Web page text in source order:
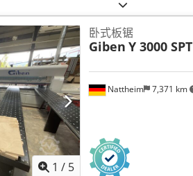
1 / 5
Nattheim 7,371 km
卧式板锯
Giben Y 3000 SPT